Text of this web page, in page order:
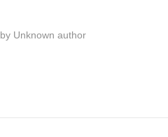
by Unknown author